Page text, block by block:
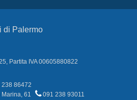
di Palermo
Partita IVA 00605880822
238 86472
Marina, 61
091 238 93011